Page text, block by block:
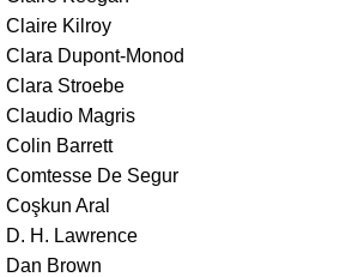
Claire Kilroy
Clara Dupont-Monod
Clara Stroebe
Claudio Magris
Colin Barrett
Comtesse De Segur
Coşkun Aral
D. H. Lawrence
Dan Brown